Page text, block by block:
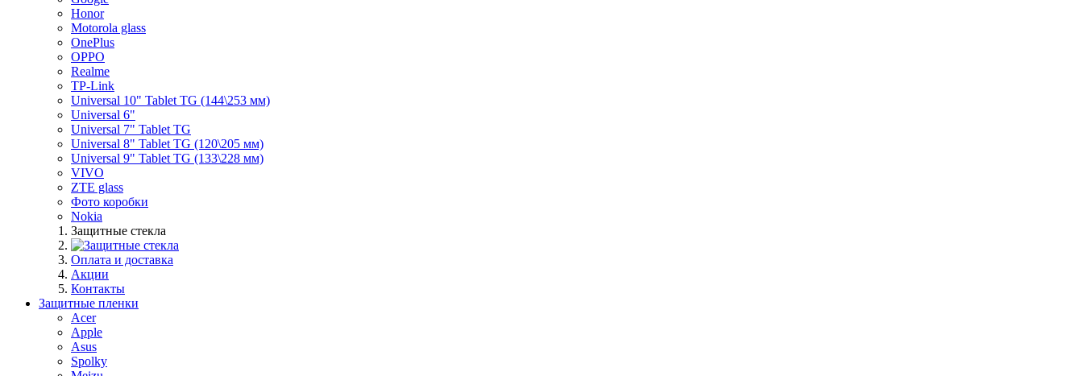
Honor
Motorola glass
OnePlus
OPPO
Realme
TP-Link
Universal 10" Tablet TG (144\253 мм)
Universal 6"
Universal 7" Tablet TG
Universal 8" Tablet TG (120\205 мм)
Universal 9" Tablet TG (133\228 мм)
VIVO
ZTE glass
Фото коробки
Nokia
Защитные стекла
Оплата и доставка
Акции
Контакты
Защитные пленки
Acer
Apple
Asus
Spolky